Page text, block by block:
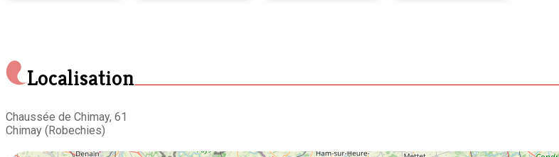
Localisation
Chaussée de Chimay, 61
Chimay (Robechies)